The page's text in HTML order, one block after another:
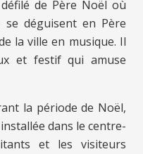
de Père Noël où
se déguisent en Père
la ville en musique. Il
et festif qui amuse
la période de Noël,
dans le centre-
et les visiteurs